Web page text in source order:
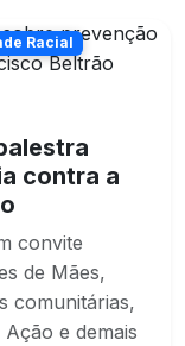
Racial
contra a
convite
de Mães,
comunitárias,
e demais